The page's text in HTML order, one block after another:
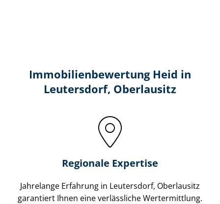
Immobilien­bewertung Heid in
Leutersdorf, Oberlausitz
Regionale Expertise
Jahrelange Erfahrung in Leutersdorf, Oberlausitz
garantiert Ihnen eine verlässliche Wertermittlung.